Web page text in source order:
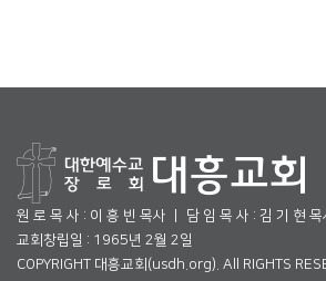
원 로 목 사 : 이 흥 빈 목사 ㅣ 담 임 목 사 : 김 기 현 목
교회창립일 : 1965년 2월 2일
COPYRIGHT 대흥교회(usdh.org). All RIGHTS